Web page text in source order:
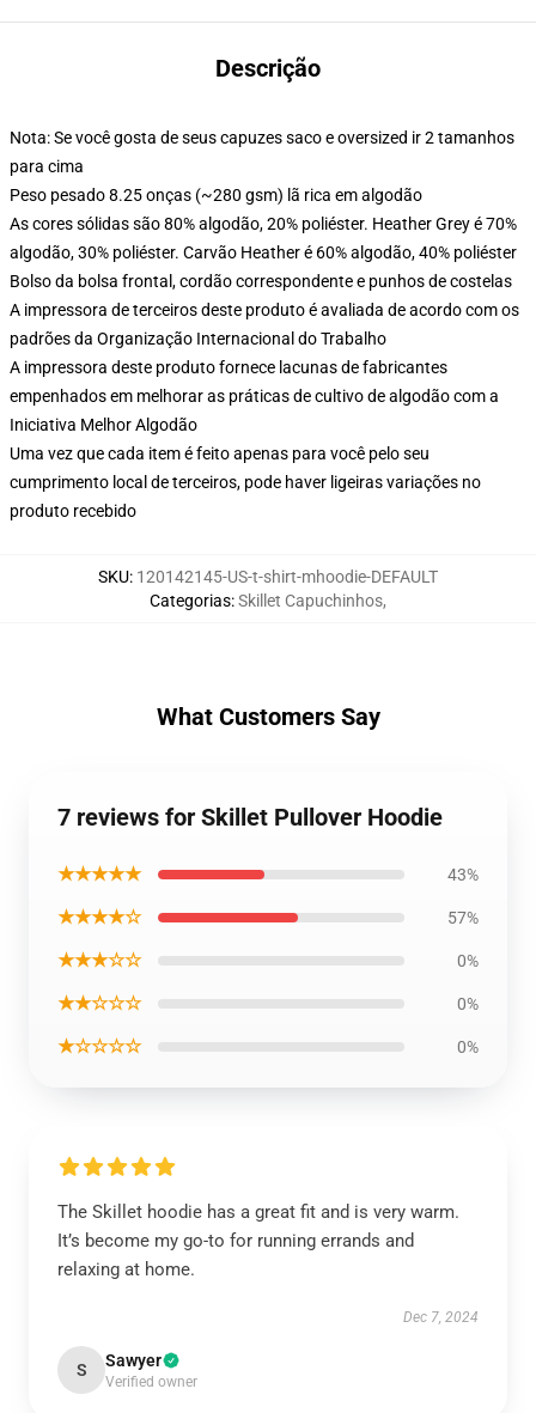
Descrição
Nota: Se você gosta de seus capuzes saco e oversized ir 2 tamanhos
para cima
Peso pesado 8.25 onças (~280 gsm) lã rica em algodão
As cores sólidas são 80% algodão, 20% poliéster. Heather Grey é 70%
algodão, 30% poliéster. Carvão Heather é 60% algodão, 40% poliéster
Bolso da bolsa frontal, cordão correspondente e punhos de costelas
A impressora de terceiros deste produto é avaliada de acordo com os
padrões da Organização Internacional do Trabalho
A impressora deste produto fornece lacunas de fabricantes
empenhados em melhorar as práticas de cultivo de algodão com a
Iniciativa Melhor Algodão
Uma vez que cada item é feito apenas para você pelo seu
cumprimento local de terceiros, pode haver ligeiras variações no
produto recebido
SKU: 120142145-US-t-shirt-mhoodie-DEFAULT
Categorias:Skillet Capuchinhos,
What Customers Say
7 reviews for Skillet Pullover Hoodie
★★★★★ 43%
★★★★☆ 57%
★★★☆☆ 0%
★★☆☆☆ 0%
★☆☆☆☆ 0%
The Skillet hoodie has a great fit and is very warm.
It’s become my go-to for running errands and
relaxing at home.
Dec 7, 2024
S Sawyer
Verified owner